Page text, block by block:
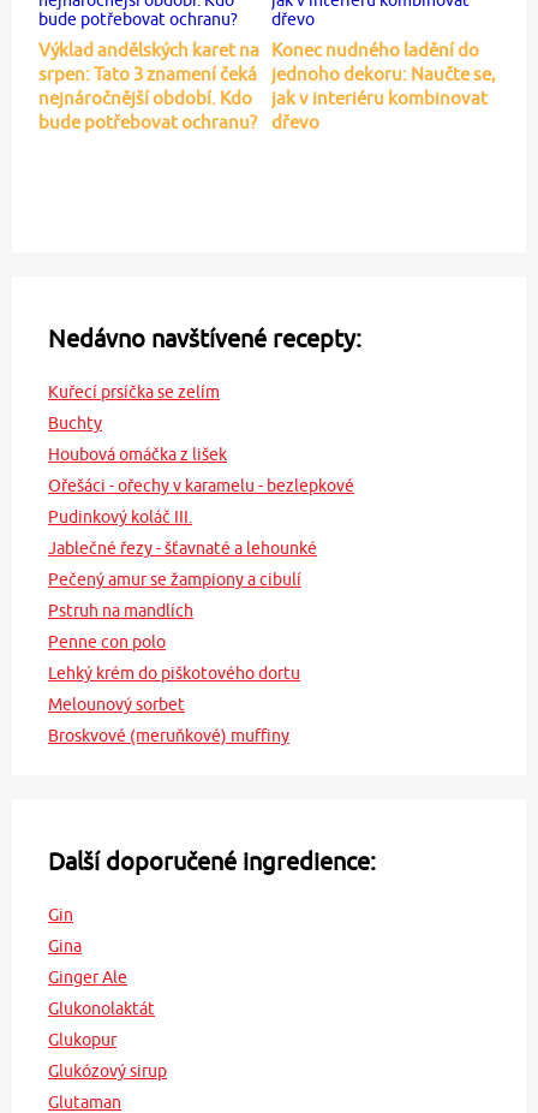
Výklad andělských karet na
srpen: Tato 3 znamení čeká
nejnáročnější období. Kdo
bude potřebovat ochranu?
Konec nudného ladění do
jednoho dekoru: Naučte se,
jak v interiéru kombinovat
dřevo
Nedávno navštívené recepty:
Kuřecí prsíčka se zelím
Buchty
Houbová omáčka z lišek
Ořešáci - ořechy v karamelu - bezlepkové
Pudinkový koláč III.
Jablečné řezy - šťavnaté a lehounké
Pečený amur se žampiony a cibulí
Pstruh na mandlích
Penne con polo
Lehký krém do piškotového dortu
Melounový sorbet
Broskvové (meruňkové) muffiny
Další doporučené ingredience:
Gin
Gina
Ginger Ale
Glukonolaktát
Glukopur
Glukózový sirup
Glutaman